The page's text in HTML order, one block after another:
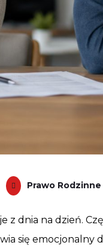
Prawo Rodzinne
z dnia na dzień.
się emocjonalny